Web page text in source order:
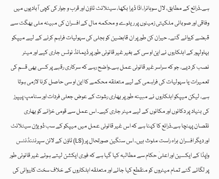
ہے۔ذرائع کے مطابق، لال سوہانرا، اڈا ڈیرا بکھا، سیٹلائٹ ٹاؤن اور قرب و جوار کی کچی آبادیوں میں
وفاقی اور صوبائی ملکیتی زمینوں پر ریلوے و محکمہ مال کے افسران کی مبینہ ملی بھگت سے
قبضے کروائے گئے۔ حیران کن طور پر ان قابضین کو بجلی کی سہولیات فراہم کرنے کے لیے میپکو
بہاولپور کے اہلکاروں نے این او سی کے بغیر غیر قانونی طور پر ڈیمانڈ نوٹس جاری کیے اور میٹر
نصب کر دیے، جو کہ سراسر غیر قانونی عمل ہے۔واضح رہے کہ سرکاری رقبے پر کسی بھی قسم کی
تعمیرات یا سہولیات کی فراہمی کے لیے متعلقہ محکمے کا این او سی حاصل کرنا لازمی ہوتا
ہے، لیکن میپکو اہلکاروں نے مبینہ طور پر بھاری رشوت کے عوض جعلی فردات اور سٹامپ پیپرز
کی بنیاد پر دکانوں اور مکانوں کے لیے میٹر جاری کیے۔ اس عمل سے قومی خزانے کو بھاری
نقصان پہنچا ہے۔ذرائع کا کہنا ہے کہ اس غیر قانونی عمل میں میپکو کے سب ڈویژن سیٹلائٹ
ٹاؤن کے لائن سپرنٹنڈنٹس (LS) اور دیگر افسران براہ راست ملوث ہیں۔ اس سنگین صورتحال پر
واپڈا کے ایکسین اور اعلیٰ حکام سے مطالبہ کیا گیا ہے کہ فوری ایکشن لیتے ہوئے غیر قانونی طور
پر لگائے گئے تمام میٹروں کو منقطع کیا جائے اور متعلقہ اہلکاروں کے خلاف سخت کارروائی کی